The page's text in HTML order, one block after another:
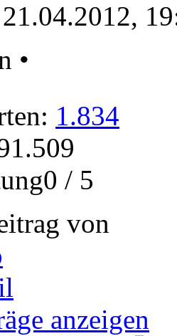
•
1.834
/ 5
von
anzeigen